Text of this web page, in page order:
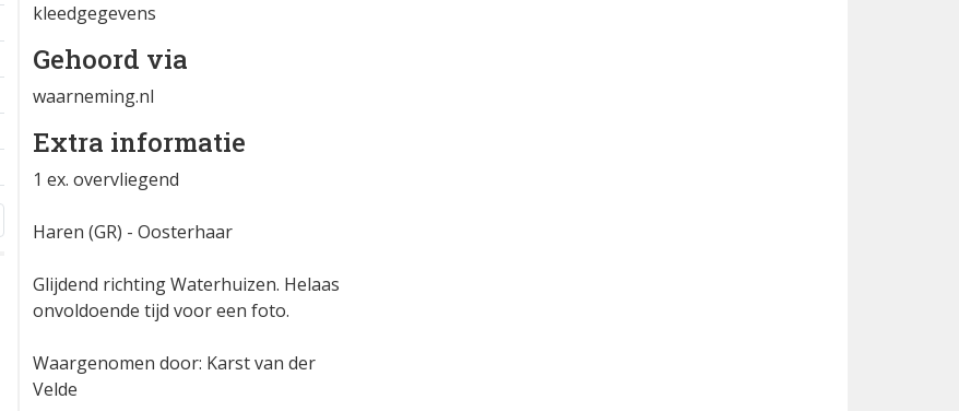
kleedgegevens
Gehoord via
waarneming.nl
Extra informatie
1 ex. overvliegend
Haren (GR) - Oosterhaar
Glijdend richting Waterhuizen. Helaas
onvoldoende tijd voor een foto.
Waargenomen door: Karst van der
Velde